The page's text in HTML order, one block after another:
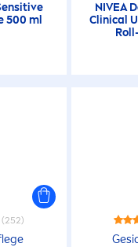
500 ml
NIVEA
Clinical
(252)